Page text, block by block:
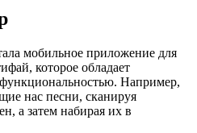
мобильное приложение для
которое обладает
Например,
нас песни, сканируя
а затем набирая их в